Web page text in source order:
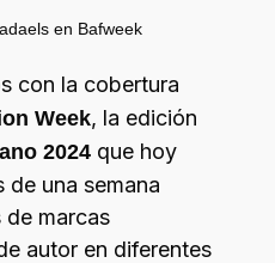
en Bafweek
con la cobertura
Week, la edición
2024que hoy
de una semana
marcas
autor en diferentes